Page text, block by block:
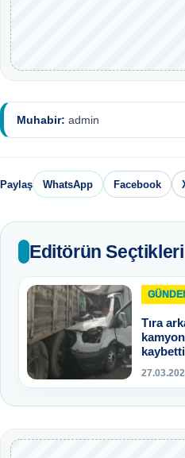
Muhabir: admin
Paylaş WhatsApp Facebook
Editörün Seçtikleri
Tıra
kaybetti